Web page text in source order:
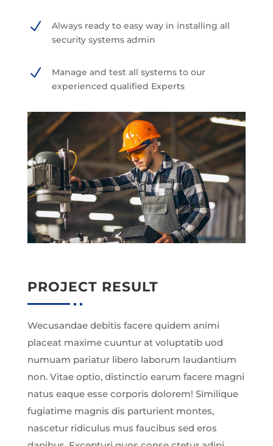
N
Always ready to easy way in installing all
security systems admin
N
Manage and test all systems to our
experienced qualified Experts
PROJECT RESULT
Wecusandae debitis facere quidem animi
placeat maxime cuuntur at voluptatib uod
numuam pariatur libero laborum laudantium
non. Vitae optio, distinctio earum facere magni
natus eaque esse corporis dolorem! Similique
fugiatime magnis dis parturient montes,
nascetur ridiculus mus faucibus sed eros